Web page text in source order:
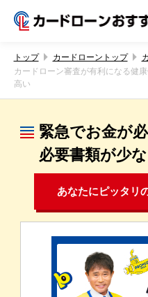
トップ カードローントップ
カードローン審査が有利になる健
高い
緊急でお金が
必要書類が少
あなたにピッタリ